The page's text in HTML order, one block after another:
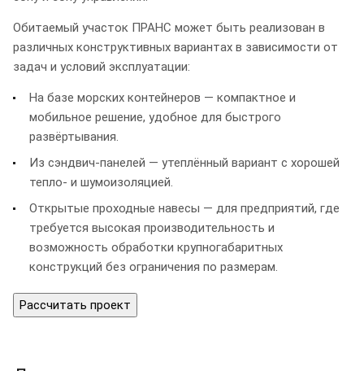
Обитаемый участок ПРАНС может быть реализован в
различных конструктивных вариантах в зависимости от
задач и условий эксплуатации:
На базе морских контейнеров — компактное и
мобильное решение, удобное для быстрого
развёртывания.
Из сэндвич-панелей — утеплённый вариант с хорошей
тепло- и шумоизоляцией.
Открытые проходные навесы — для предприятий, где
требуется высокая производительность и
возможность обработки крупногабаритных
конструкций без ограничения по размерам.
Рассчитать проект